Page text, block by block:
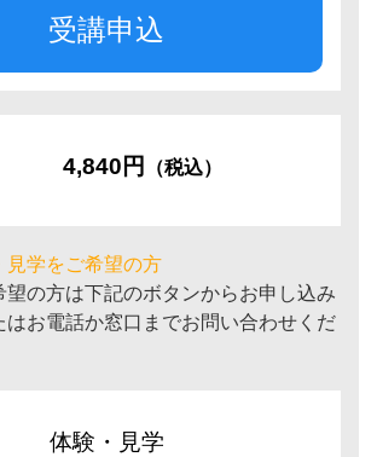
受講申込
4,840円 （税込）
学をご希望の方
望の方は下記のボタンからお申し込み
はお電話か窓口までお問い合わせくだ
体験・見学